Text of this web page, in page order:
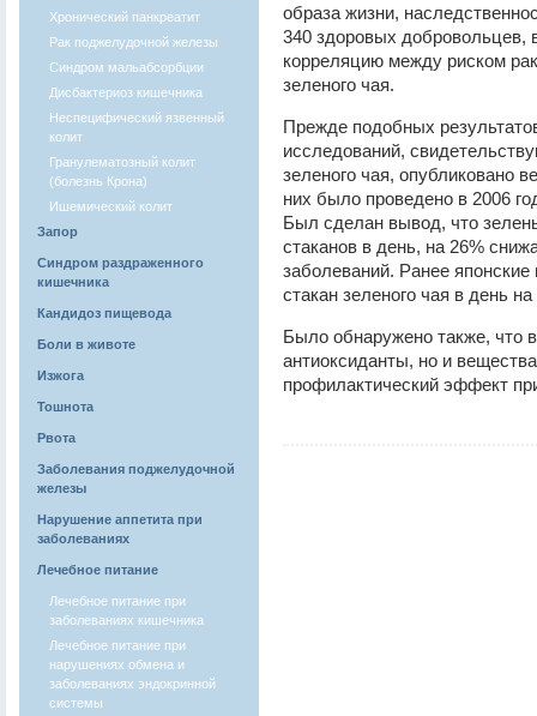
Хронический панкреатит
Рак поджелудочной железы
Синдром мальабсорбции
Дисбактериоз кишечника
Неспецифический язвенный
колит
Гранулематозный колит
(болезнь Крона)
Ишемический колит
Запор
Синдром раздраженного
кишечника
Кандидоз пищевода
Боли в животе
Изжога
Тошнота
Рвота
Заболевания поджелудочной
железы
Нарушение аппетита при
заболеваниях
Лечебное питание
Лечебное питание при
заболеваниях кишечника
Лечебное питание при
нарушениях обмена и
заболеваниях эндокринной
системы
образа жизни,
340 здоровых добровольцев,
корреляцию между риском
зеленого чая.
Прежде подобных
исследований,
зеленого чая, опубликовано
них было проведено в 2006
Был сделан вывод, что
стаканов в день, на 26%
заболеваний. Ранее
стакан зеленого чая в день
Было обнаружено также, что
антиоксиданты, но и
профилактический эффект